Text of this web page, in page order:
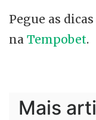
Pegue as
na Tempobet.
Mais